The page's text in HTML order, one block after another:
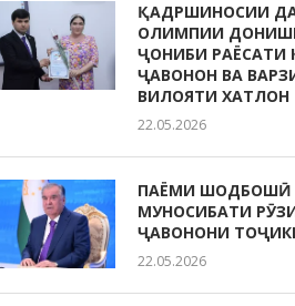
ҚАДРШИНОСИИ
ОЛИМПИИ
ҶОНИБИ РАЁСАТИ
ҶАВОНОН ВА
ВИЛОЯТИ ХАТЛОН
22.05.2026
ПАЁМИ ШОДБОШӢ
МУНОСИБАТИ
ҶАВОНОНИ
22.05.2026